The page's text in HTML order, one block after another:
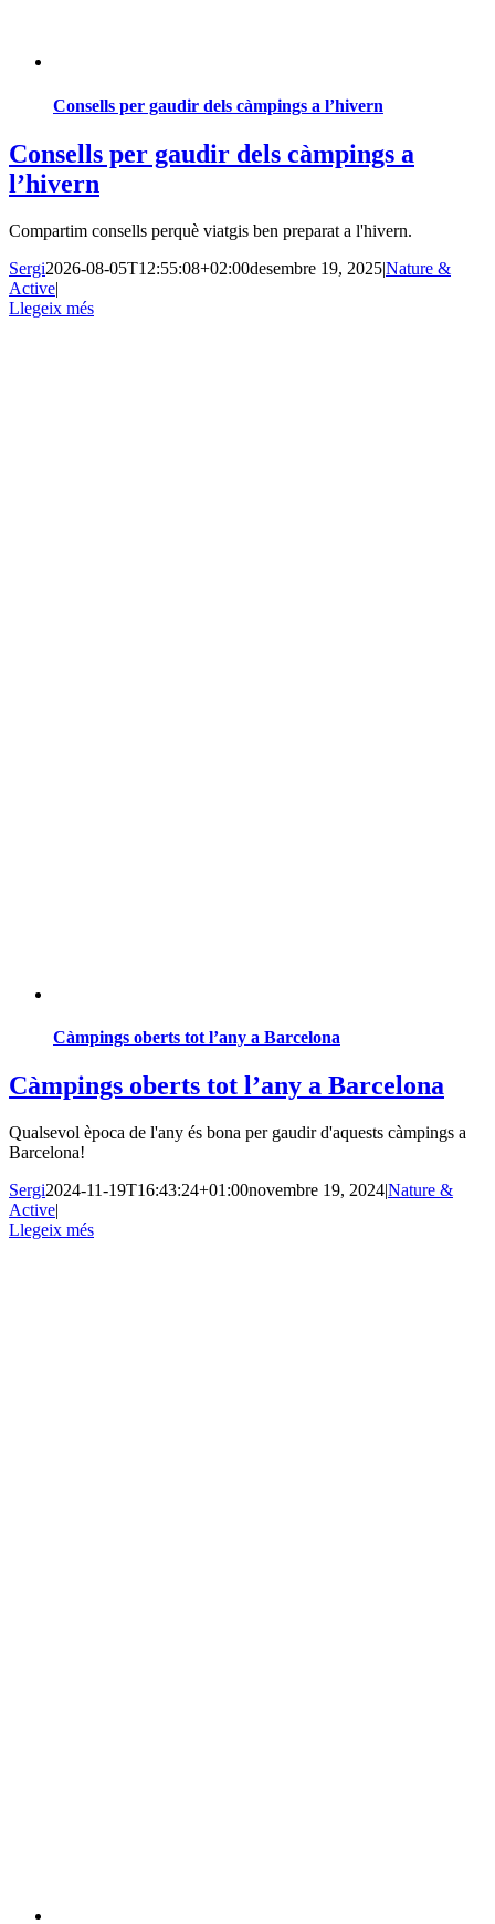
Consells per gaudir dels càmpings a l’hivern
Consells per gaudir dels càmpings a
l’hivern
Compartim consells perquè viatgis ben preparat a l'hivern.
Sergi2026-08-05T12:55:08+02:00desembre 19, 2025|Nature &
Active|
Llegeix més
Càmpings oberts tot l’any a Barcelona
Càmpings oberts tot l’any a Barcelona
Qualsevol època de l'any és bona per gaudir d'aquests càmpings a
Barcelona!
Sergi2024-11-19T16:43:24+01:00novembre 19, 2024|Nature &
Active|
Llegeix més